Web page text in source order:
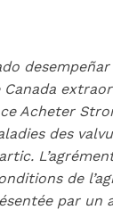
Acheter
des
de
par